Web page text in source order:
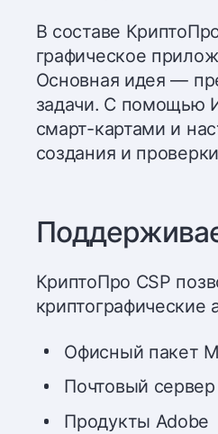
В составе
графическое
Основная идея —
задачи. С помощью
смарт-картами и
создания и
КриптоПро CSP
Офисный пакет
Почтовый
Продукты Adobe